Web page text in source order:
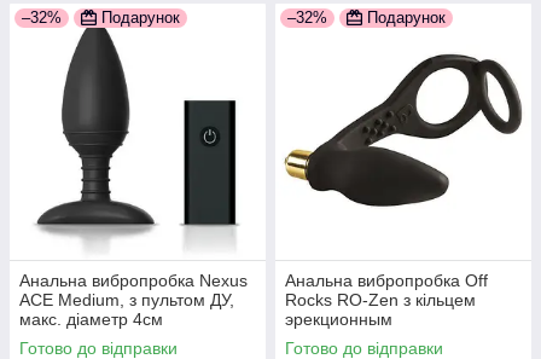
–32% Подарунок
Анальна вибропробка Nexus
ACE Medium, з пультом ДУ,
макс. діаметр 4см
777Store.com.ua
Готово до відправки
–32% Подарунок
Анальна вибропробка Off
Rocks RO-Zen з кільцем
эрекционным
777Store.com.ua
Готово до відправки